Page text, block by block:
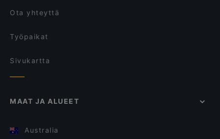
Ota yhteyttä
Työpaikat
Sivukartta
MAAT JA ALUEET
Australia